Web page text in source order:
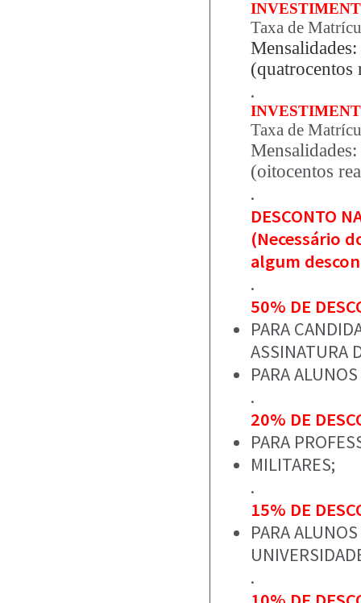
Taxa de
(quatrocentos
.
Taxa de
(oitocentos
.
DESCONTO
(Necessário d
algum
.
50% DE
PARA
ASSINATURA
PARA
.
20% DE
PARA
MILITARES;
.
15% DE
PARA
.